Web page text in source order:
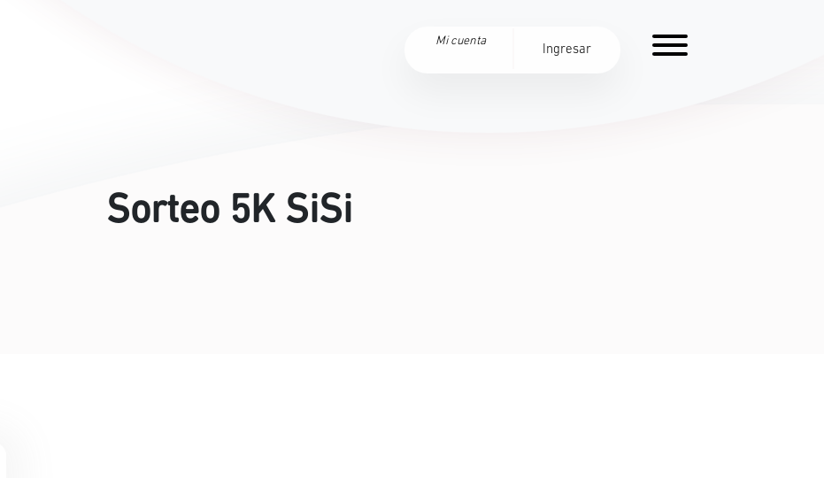
Sorteo 5K SiSi
Mi cuenta
Ingresar